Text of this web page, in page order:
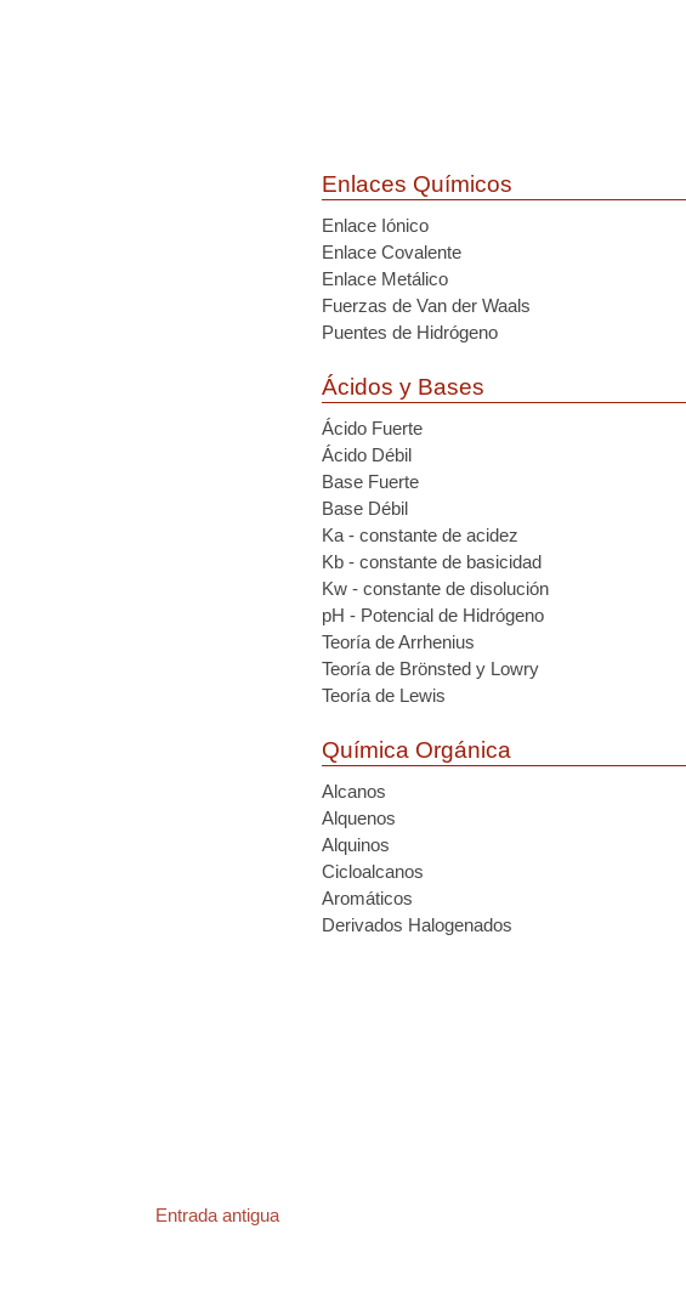
Entrada antigua
Enlaces Químicos
Enlace Iónico
Enlace Covalente
Enlace Metálico
Fuerzas de Van der Waals
Puentes de Hidrógeno
Ácidos y Bases
Ácido Fuerte
Ácido Débil
Base Fuerte
Base Débil
Ka - constante de acidez
Kb - constante de basicidad
Kw - constante de disolución
pH - Potencial de Hidrógeno
Teoría de Arrhenius
Teoría de Brönsted y Lowry
Teoría de Lewis
Química Orgánica
Alcanos
Alquenos
Alquinos
Cicloalcanos
Aromáticos
Derivados Halogenados